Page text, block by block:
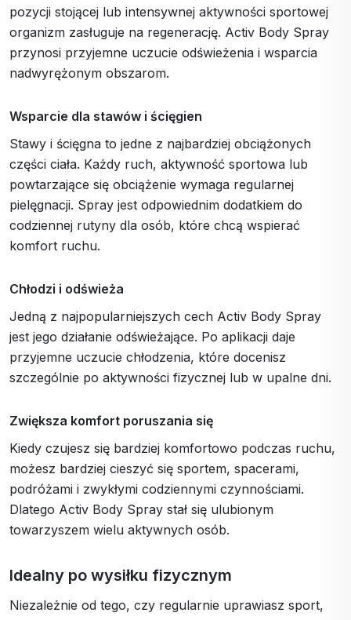
pozycji stojącej lub intensywnej aktywności sportowej
organizm zasługuje na regenerację. Activ Body Spray
przynosi przyjemne uczucie odświeżenia i wsparcia
nadwyrężonym obszarom.
Wsparcie dla stawów i ścięgien
Stawy i ścięgna to jedne z najbardziej obciążonych
części ciała. Każdy ruch, aktywność sportowa lub
powtarzające się obciążenie wymaga regularnej
pielęgnacji. Spray jest odpowiednim dodatkiem do
codziennej rutyny dla osób, które chcą wspierać
komfort ruchu.
Chłodzi i odświeża
Jedną z najpopularniejszych cech Activ Body Spray
jest jego działanie odświeżające. Po aplikacji daje
przyjemne uczucie chłodzenia, które docenisz
szczególnie po aktywności fizycznej lub w upalne dni.
Zwiększa komfort poruszania się
Kiedy czujesz się bardziej komfortowo podczas ruchu,
możesz bardziej cieszyć się sportem, spacerami,
podróżami i zwykłymi codziennymi czynnościami.
Dlatego Activ Body Spray stał się ulubionym
towarzyszem wielu aktywnych osób.
Idealny po wysiłku fizycznym
Niezależnie od tego, czy regularnie uprawiasz sport,